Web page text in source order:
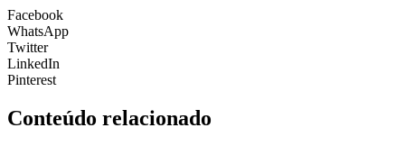
Facebook
WhatsApp
Twitter
LinkedIn
Pinterest
Conteúdo relacionado